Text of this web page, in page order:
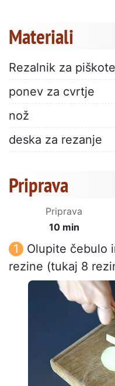
Materiali
Rezalnik za
ponev za cvrtje
nož
deska za rezanje
Priprava
Priprava
10 min
Olupite čebulo
rezine (tukaj 8